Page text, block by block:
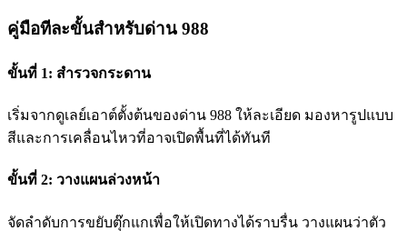
คู่มือทีละขั้นสำหรับด่าน 988
ขั้นที่ 1: สำรวจกระดาน
เริ่มจากดูเลย์เอาต์ตั้งต้นของด่าน 988 ให้ละเอียด มองหารูปแบบ
สีและการเคลื่อนไหวที่อาจเปิดพื้นที่ได้ทันที
ขั้นที่ 2: วางแผนล่วงหน้า
จัดลำดับการขยับตุ๊กแกเพื่อให้เปิดทางได้ราบรื่น วางแผนว่าตัว